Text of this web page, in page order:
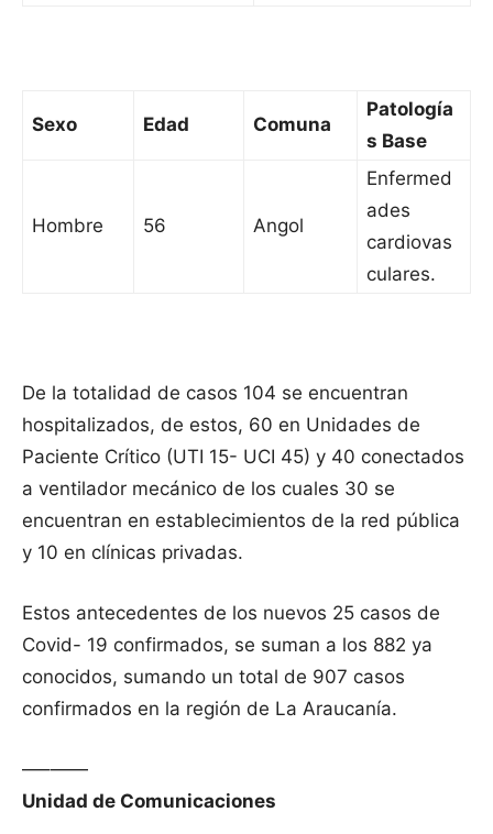
Sexo Edad Comuna
Patología
s Base
Hombre 56 Angol
Enfermed
ades
cardiovas
culares.
De la totalidad de casos 104 se encuentran
hospitalizados, de estos, 60 en Unidades de
Paciente Crítico (UTI 15- UCI 45) y 40 conectados
a ventilador mecánico de los cuales 30 se
encuentran en establecimientos de la red pública
y 10 en clínicas privadas.
Estos antecedentes de los nuevos 25 casos de
Covid- 19 confirmados, se suman a los 882 ya
conocidos, sumando un total de 907 casos
confirmados en la región de La Araucanía.
—–——
Unidad de Comunicaciones